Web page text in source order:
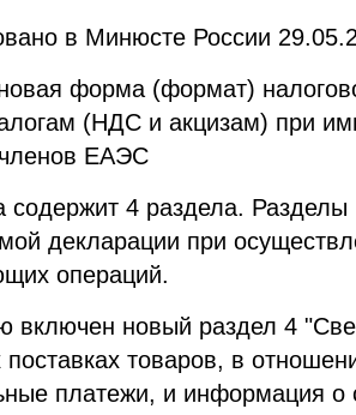
в Минюсте России
форма (формат)
(НДС и акцизам) при
членов ЕАЭС
4 раздела. Разделы
декларации при
операций.
включен новый раздел 4
товаров, в
платежи, и информация